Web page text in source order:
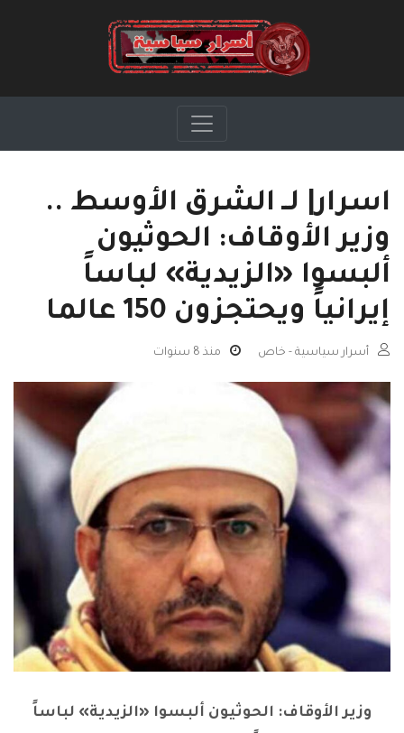
اسرار| لــ الشرق الأوسط ..
وزير الأوقاف: الحوثيون
ألبسوا «الزيدية» لباساً
إيرانياً ويحتجزون 150 عالما
أسرار سياسية - خاص منذ 8 سنوات
وزير الأوقاف: الحوثيون ألبسوا «الزيدية» لباساً